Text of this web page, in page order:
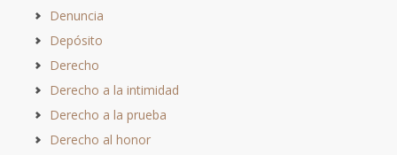
Denuncia
Depósito
Derecho
Derecho a la intimidad
Derecho a la prueba
Derecho al honor